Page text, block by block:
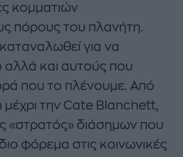
κομματιών
πόρους του πλανήτη.
για να
αλλά και αυτούς που
που το πλένουμε. Από
την Cate Blanchett,
«στρατός» διάσημων που
φόρεμα στις κοινωνικές